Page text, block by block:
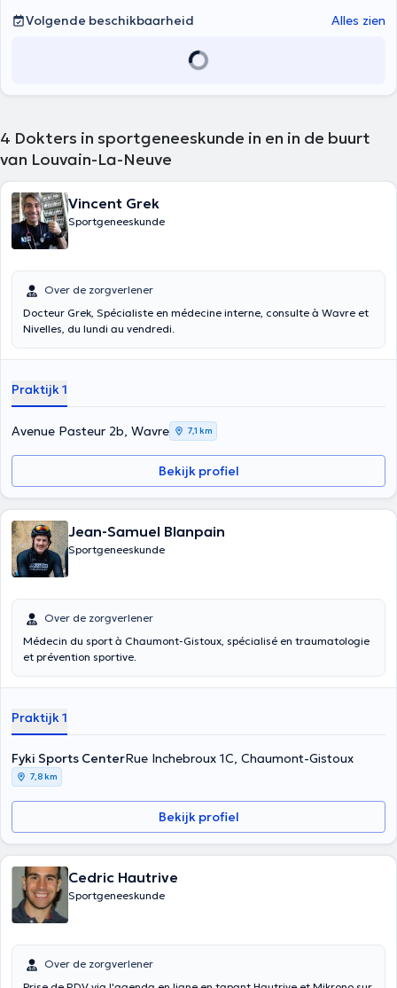
Volgende beschikbaarheid Alles zien
4 Dokters in sportgeneeskunde in en in de buurt
van Louvain-La-Neuve
Vincent Grek
Sportgeneeskunde
Over de zorgverlener
Docteur Grek, Spécialiste en médecine interne, consulte à Wavre et
Nivelles, du lundi au vendredi.
Praktijk 1
Avenue Pasteur 2b, Wavre 7,1 km
Bekijk profiel
Jean-Samuel Blanpain
Sportgeneeskunde
Over de zorgverlener
Médecin du sport à Chaumont-Gistoux, spécialisé en traumatologie
et prévention sportive.
Praktijk 1
Fyki Sports CenterRue Inchebroux 1C, Chaumont-Gistoux
7,8 km
Bekijk profiel
Cedric Hautrive
Sportgeneeskunde
Over de zorgverlener